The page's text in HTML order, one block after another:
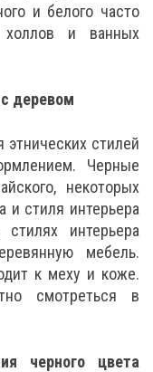
и белого часто
холлов и ванных
деревом
стилей
Черные
некоторых
и стиля интерьера
интерьера
мебель.
к меху и коже.
смотреться в
черного цвета